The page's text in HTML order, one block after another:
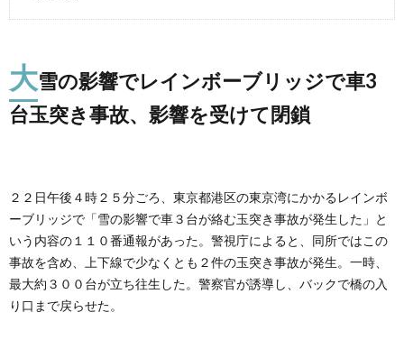
大雪の影響でレインボーブリッジで車3
台玉突き事故、影響を受けて閉鎖
２２日午後４時２５分ごろ、東京都港区の東京湾にかかるレインボ
ーブリッジで「雪の影響で車３台が絡む玉突き事故が発生した」と
いう内容の１１０番通報があった。警視庁によると、同所ではこの
事故を含め、上下線で少なくとも２件の玉突き事故が発生。一時、
最大約３００台が立ち往生した。警察官が誘導し、バックで橋の入
り口まで戻らせた。